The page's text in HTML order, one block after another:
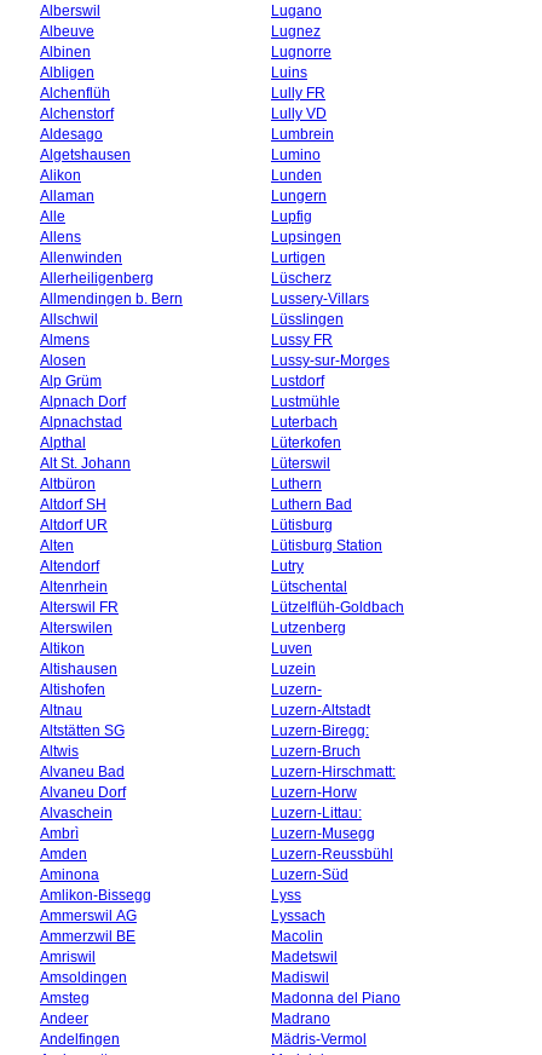
Alberswil
Albeuve
Albinen
Albligen
Alchenflüh
Alchenstorf
Aldesago
Algetshausen
Alikon
Allaman
Alle
Allens
Allenwinden
Allerheiligenberg
Allmendingen b. Bern
Allschwil
Almens
Alosen
Alp Grüm
Alpnach Dorf
Alpnachstad
Alpthal
Alt St. Johann
Altbüron
Altdorf SH
Altdorf UR
Alten
Altendorf
Altenrhein
Alterswil FR
Alterswilen
Altikon
Altishausen
Altishofen
Altnau
Altstätten SG
Altwis
Alvaneu Bad
Alvaneu Dorf
Alvaschein
Ambrì
Amden
Aminona
Amlikon-Bissegg
Ammerswil AG
Ammerzwil BE
Amriswil
Amsoldingen
Amsteg
Andeer
Andelfingen
Lugano
Lugnez
Lugnorre
Luins
Lully FR
Lully VD
Lumbrein
Lumino
Lunden
Lungern
Lupfig
Lupsingen
Lurtigen
Lüscherz
Lussery-Villars
Lüsslingen
Lussy FR
Lussy-sur-Morges
Lustdorf
Lustmühle
Luterbach
Lüterkofen
Lüterswil
Luthern
Luthern Bad
Lütisburg
Lütisburg Station
Lutry
Lütschental
Lützelflüh-Goldbach
Lutzenberg
Luven
Luzein
Luzern-
Luzern-Altstadt
Luzern-Biregg:
Luzern-Bruch
Luzern-Hirschmatt:
Luzern-Horw
Luzern-Littau:
Luzern-Musegg
Luzern-Reussbühl
Luzern-Süd
Lyss
Lyssach
Macolin
Madetswil
Madiswil
Madonna del Piano
Madrano
Mädris-Vermol